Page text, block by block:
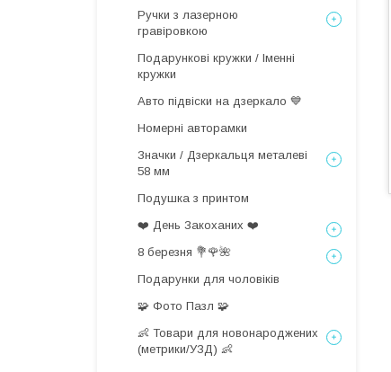
Ручки з лазерною
гравіровкою
Подарункові кружки / Іменні
кружки
Авто підвіски на дзеркало 💙
Номерні авторамки
Значки / Дзеркальця металеві
58 мм
Подушка з принтом
❤️ День Закоханих ❤️
8 березня 💐🌹🌺
Подарунки для чоловіків
🧩 Фото Пазл 🧩
👶 Товари для новонароджених
(метрики/УЗД) 👶